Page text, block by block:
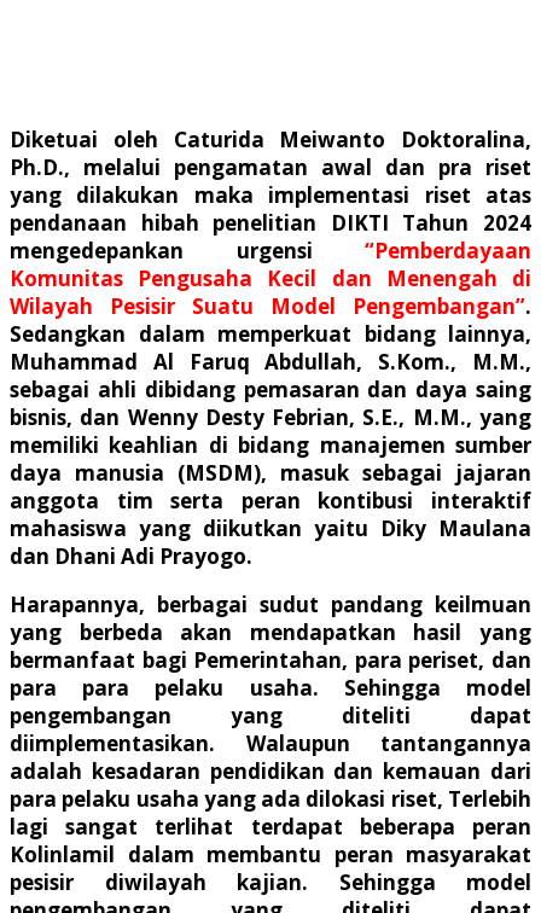
Diketuai oleh Caturida Meiwanto Doktoralina,
Ph.D., melalui pengamatan awal dan pra riset
yang dilakukan maka implementasi riset atas
pendanaan hibah penelitian DIKTI Tahun 2024
mengedepankan urgensi “Pemberdayaan
Komunitas Pengusaha Kecil dan Menengah di
Wilayah Pesisir Suatu Model Pengembangan”.
Sedangkan dalam memperkuat bidang lainnya,
Muhammad Al Faruq Abdullah, S.Kom., M.M.,
sebagai ahli dibidang pemasaran dan daya saing
bisnis, dan Wenny Desty Febrian, S.E., M.M., yang
memiliki keahlian di bidang manajemen sumber
daya manusia (MSDM), masuk sebagai jajaran
anggota tim serta peran kontibusi interaktif
mahasiswa yang diikutkan yaitu Diky Maulana
dan Dhani Adi Prayogo.
Harapannya, berbagai sudut pandang keilmuan
yang berbeda akan mendapatkan hasil yang
bermanfaat bagi Pemerintahan, para periset, dan
para para pelaku usaha. Sehingga model
pengembangan yang diteliti dapat
diimplementasikan. Walaupun tantangannya
adalah kesadaran pendidikan dan kemauan dari
para pelaku usaha yang ada dilokasi riset, Terlebih
lagi sangat terlihat terdapat beberapa peran
Kolinlamil dalam membantu peran masyarakat
pesisir diwilayah kajian. Sehingga model